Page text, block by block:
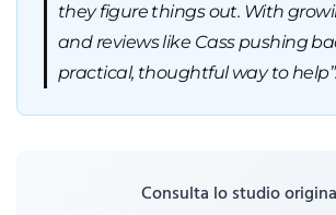
they figure things out. With
and reviews like Cass pushing
practical, thoughtful way to help”.
Consulta lo studio